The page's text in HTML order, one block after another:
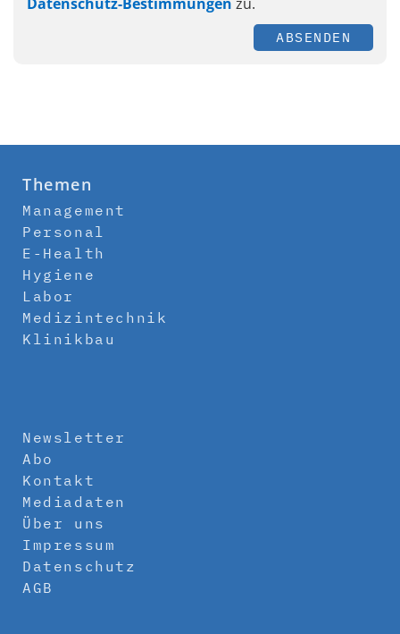
ABSENDEN
Themen
Management
Personal
E-Health
Hygiene
Labor
Medizintechnik
Klinikbau
Newsletter
Abo
Kontakt
Mediadaten
Über uns
Impressum
Datenschutz
AGB